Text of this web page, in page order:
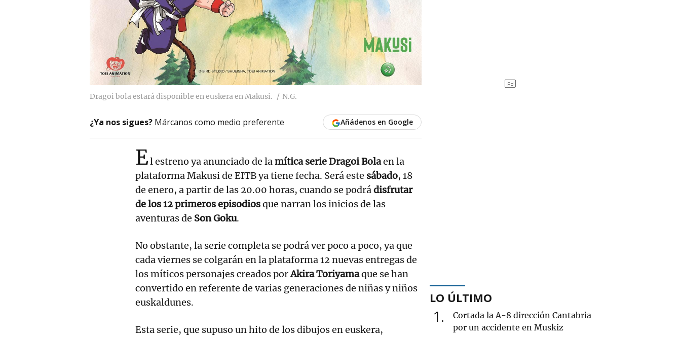
Dragoi bola estará disponible en euskera en Makusi. N.G.
¿Ya nos sigues? Márcanos como medio preferente Añádenos en Google
El estreno ya anunciado de lamítica serie Dragoi Bolaen la
plataforma Makusi de EITB ya tiene fecha. Será este sábado, 18
de enero, a partir de las 20.00 horas, cuando se podrádisfrutar
de los 12 primeros episodiosque narran los inicios de las
aventuras de Son Goku.
No obstante, la serie completa se podrá ver poco a poco, ya que
cada viernes se colgarán en la plataforma 12 nuevas entregas de
los míticos personajes creados porAkira Toriyamaque se han
convertido en referente de varias generaciones de niñas y niños
euskaldunes.
Esta serie, que supuso un hito de los dibujos en euskera,
LO ÚLTIMO
1
Cortada la A-8 dirección Cantabria
por un accidente en Muskiz